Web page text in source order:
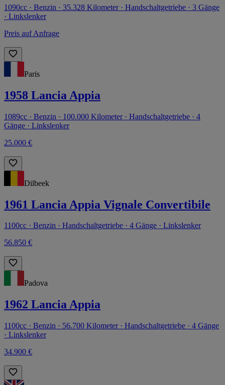
1090cc · Benzin · 35.328 Kilometer · Handschaltgetriebe · 3 Gänge
· Linkslenker
Preis auf Anfrage
Paris
1958 Lancia Appia
1089cc · Benzin · 100.000 Kilometer · Handschaltgetriebe · 4
Gänge · Linkslenker
25.000 €
Dilbeek
1961 Lancia Appia Vignale Convertibile
1100cc · Benzin · Handschaltgetriebe · 4 Gänge · Linkslenker
56.850 €
Padova
1962 Lancia Appia
1100cc · Benzin · 56.700 Kilometer · Handschaltgetriebe · 4 Gänge
· Linkslenker
34.900 €